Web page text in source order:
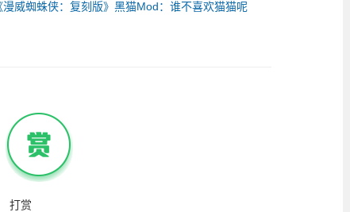
漫威蜘蛛侠：复刻版》黑猫Mod：谁不喜欢猫猫呢
打赏